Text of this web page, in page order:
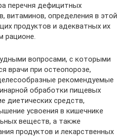
перечня дефицитных
витаминов, определения в этой
продуктов и адекватных их
рационе.
вопросами, с которыми
врачи при остеопорозе,
рекомендуемые
обработки пищевых
диетических средств,
усвоения в кишечнике
веществ, а также
продуктов и лекарственных